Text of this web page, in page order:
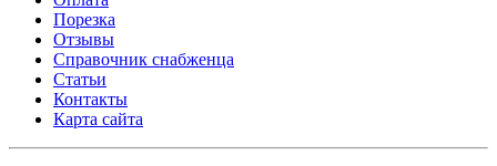
Порезка
Отзывы
Справочник снабженца
Статьи
Контакты
Карта сайта